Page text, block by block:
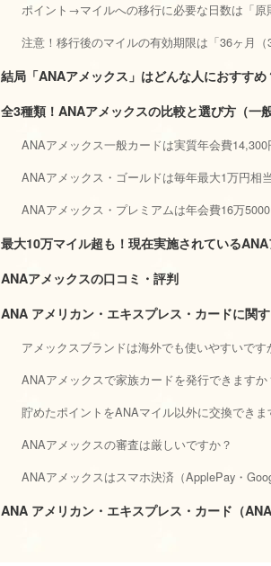
ポイント→マイルへの移行に必要な日数は「原
注意！移行後のマイルの有効期限は「36ヶ月（
結局「ANAアメックス」はどんな人におすすめ
全3種類！ANAアメックスの比較と選び方（一
ANAアメックス一般カードは実質年会費
ANAアメックス・ゴールドは毎年最大1万円相
ANAアメックス・プレミアムは年会費16万
最大10万マイル超も！現在実施されている
ANAアメックスの口コミ・評判
ANA アメリカン・エキスプレス・カードに関
アメックスブランドは海外でも使いやすいです
ANAアメックスで家族カードを発行できますか
貯めたポイントをANAマイル以外に交換できま
ANAアメックスの審査は厳しいですか？
ANAアメックスはスマホ決済（ApplePay・
ANA アメリカン・エキスプレス・カード（